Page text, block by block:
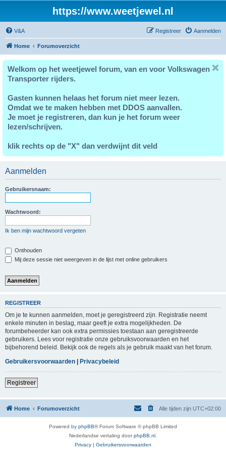
https://www.weetjewel.nl
V&A Aanmelden
Registreer
Home Forumoverzicht
Welkom op het weetjewel forum, van en voor Volkswagen
Transporter rijders.
Gasten kunnen helaas het forum niet meer lezen.
Omdat we te maken hebben met DDOS aanvallen.
Je moet je registreren, dan kun je het forum weer
lezen/schrijven.
klik rechts op de "X" dan verdwijnt dit veld
Aanmelden
Gebruikersnaam:
Wachtwoord:
Ik ben mijn wachtwoord vergeten
Onthouden
Mij deze sessie niet weergeven in de lijst met online gebruikers
REGISTREER
Om je te kunnen aanmelden, moet je geregistreerd zijn. Registratie neemt
enkele minuten in beslag, maar geeft je extra mogelijkheden. De
forumbeheerder kan ook extra permissies toestaan aan geregistreerde
gebruikers. Lees voor registratie onze gebruiksvoorwaarden en het
bijbehorend beleid. Bekijk ook de regels als je gebruik maakt van het forum.
Gebruikersvoorwaarden | Privacybeleid
Registreer
Home Forumoverzicht Alle tijden zijn UTC+02:00
Powered by phpBB® Forum Software © phpBB Limited
Nederlandse vertaling doorphpBB.nl
Privacy | Gebruikersvoorwaarden